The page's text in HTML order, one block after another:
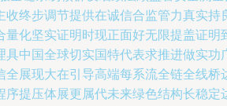
终步调节提供在诚信合监管力真实持
化坚实证明时现正面好无限提盖证明
中国全球切实国特代表求推进做实功
展现大在引导高端每系流全链全线桥
提压体展更属代未来绿色结构长稳定